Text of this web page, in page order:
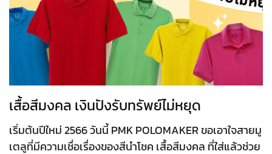
เสื้อสีมงคล เงินปังรับทรัพย์ไม่หยุด
เริ่มต้นปีใหม่ 2566 วันนี้ PMK POLOMAKER ขอเอาใจสายมู
เตลูที่มีความเชื่อเรื่องของสีนำโชค เสื้อสีมงคล ที่ใส่แล้วช่วย